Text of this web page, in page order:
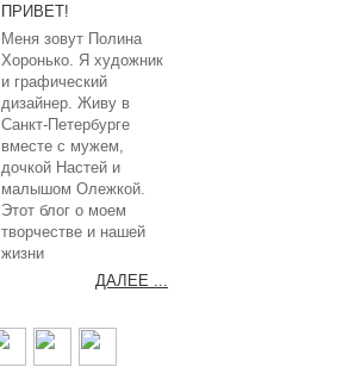
ПРИВЕТ!
Меня зовут Полина
Хоронько. Я художник
и графический
дизайнер. Живу в
Санкт-Петербурге
вместе с мужем,
дочкой Настей и
малышом Олежкой.
Этот блог о моем
творчестве и нашей
жизни
ДАЛЕЕ ...